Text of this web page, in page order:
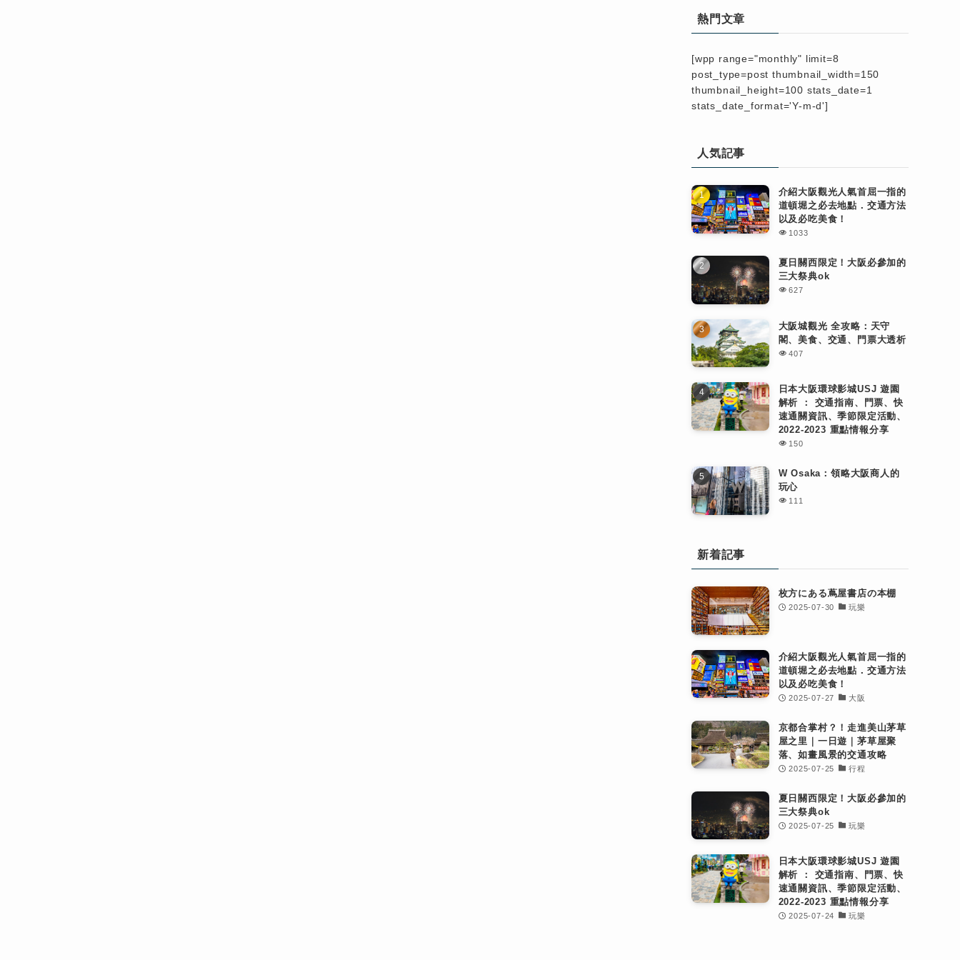
熱門文章
[wpp range="monthly" limit=8
post_type=post thumbnail_width=150
thumbnail_height=100 stats_date=1
stats_date_format='Y-m-d']
人気記事
介紹大阪觀光人氣首屈一指的
道頓堀之必去地點．交通方法
以及必吃美食！
1033
夏日關西限定！大阪必參加的
三大祭典ok
627
大阪城觀光 全攻略：天守
閣、美食、交通、門票大透析
407
日本大阪環球影城USJ 遊園
解析 ： 交通指南、門票、快
速通關資訊、季節限定活動、
2022-2023 重點情報分享
150
W Osaka：領略大阪商人的
玩心
111
新着記事
枚方にある蔦屋書店の本棚
2025-07-30 玩樂
介紹大阪觀光人氣首屈一指的
道頓堀之必去地點．交通方法
以及必吃美食！
2025-07-27 大阪
京都合掌村？！走進美山茅草
屋之里｜一日遊｜茅草屋聚
落、如畫風景的交通攻略
2025-07-25 行程
夏日關西限定！大阪必參加的
三大祭典ok
2025-07-25 玩樂
日本大阪環球影城USJ 遊園
解析 ： 交通指南、門票、快
速通關資訊、季節限定活動、
2022-2023 重點情報分享
2025-07-24 玩樂